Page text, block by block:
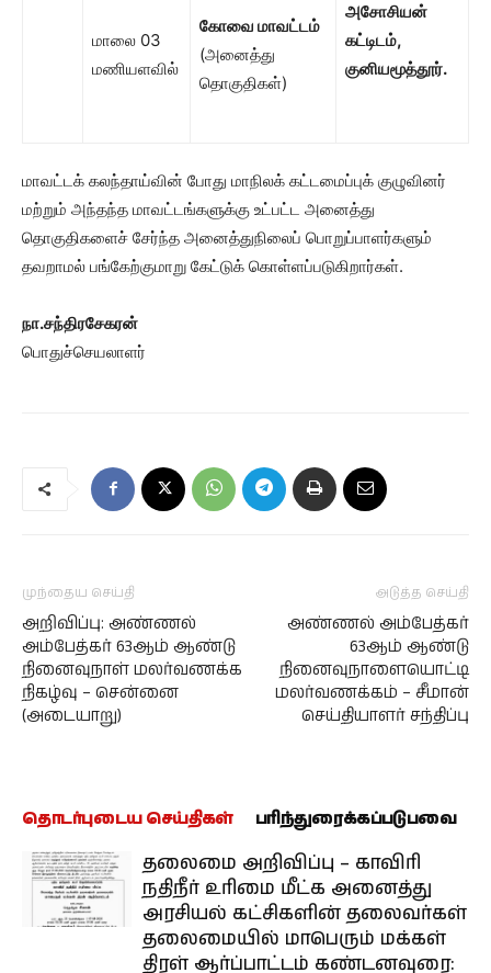
மாலை 03
மணியளவில்
கோவை மாவட்டம்
(அனைத்து
தொகுதிகள்)
அசோசியன்
கட்டிடம்,
குனியமூத்தூர்.
மாவட்டக் கலந்தாய்வின் போது மாநிலக் கட்டமைப்புக் குழுவினர்
மற்றும் அந்தந்த மாவட்டங்களுக்கு உட்பட்ட அனைத்து
தொகுதிகளைச் சேர்ந்த அனைத்துநிலைப் பொறுப்பாளர்களும்
தவறாமல் பங்கேற்குமாறு கேட்டுக் கொள்ளப்படுகிறார்கள்.
நா.சந்திரசேகரன்
பொதுச்செயலாளர்
முந்தைய செய்தி
அறிவிப்பு: அண்ணல்
அம்பேத்கர் 63ஆம் ஆண்டு
நினைவுநாள் மலர்வணக்க
நிகழ்வு – சென்னை
(அடையாறு)
அடுத்த செய்தி
அண்ணல் அம்பேத்கர்
63ஆம் ஆண்டு
நினைவுநாளையொட்டி
மலர்வணக்கம் – சீமான்
செய்தியாளர் சந்திப்பு
தொடர்புடைய செய்திகள் பரிந்துரைக்கப்படுபவை
தலைமை அறிவிப்பு – காவிரி
நதிநீர் உரிமை மீட்க அனைத்து
அரசியல் கட்சிகளின் தலைவர்கள்
தலைமையில் மாபெரும் மக்கள்
திரள் ஆர்ப்பாட்டம் கண்டனவுரை: